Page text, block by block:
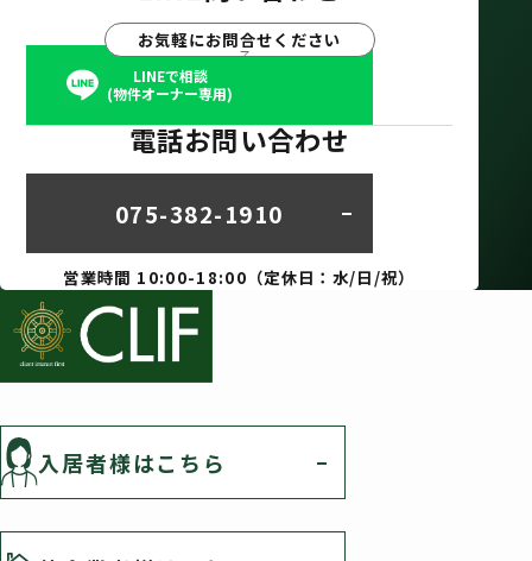
お気軽にお問合せください
LINEで相談
(物件オーナー専用)
電話お問い合わせ
075-382-1910
営業時間 10:00-18:00（定休日：水/日/祝）
入居者様はこちら